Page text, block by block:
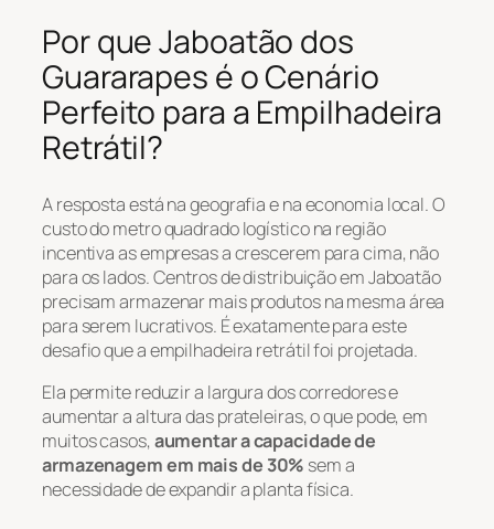
Por que Jaboatão dos
Guararapes é o Cenário
Perfeito para a Empilhadeira
Retrátil?
A resposta está na geografia e na economia local. O
custo do metro quadrado logístico na região
incentiva as empresas a crescerem para cima, não
para os lados. Centros de distribuição em Jaboatão
precisam armazenar mais produtos na mesma área
para serem lucrativos. É exatamente para este
desafio que a empilhadeira retrátil foi projetada.
Ela permite reduzir a largura dos corredores e
aumentar a altura das prateleiras, o que pode, em
muitos casos,aumentar a capacidade de
armazenagem em mais de 30% sem a
necessidade de expandir a planta física.